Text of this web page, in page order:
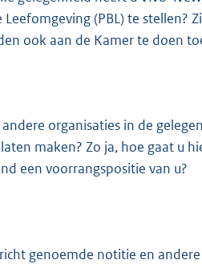
(PBL) te stellen?
ook aan de Kamer te doen
organisaties in de
maken? Zo ja, hoe gaat u
een voorrangspositie van u?
genoemde notitie en